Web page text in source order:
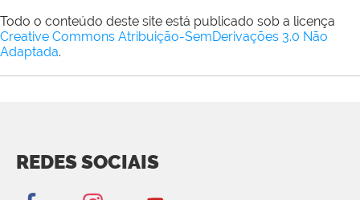
Todo o conteúdo deste site está publicado sob a licença
Creative Commons Atribuição-SemDerivações 3.0 Não
Adaptada.
REDES SOCIAIS